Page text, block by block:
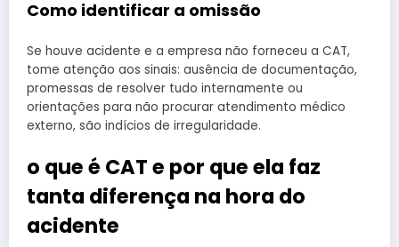
Como identificar a omissão
Se houve acidente e a empresa não forneceu a CAT,
tome atenção aos sinais: ausência de documentação,
promessas de resolver tudo internamente ou
orientações para não procurar atendimento médico
externo, são indícios de irregularidade.
o que é CAT e por que ela faz
tanta diferença na hora do
acidente